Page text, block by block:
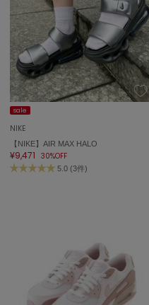
sale
NIKE
【NIKE】AIR MAX HALO
¥9,471 30%OFF
5.0 (3件)